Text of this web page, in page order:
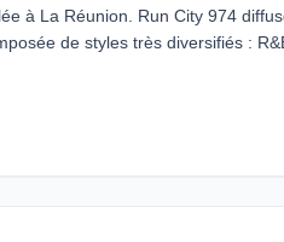
à La Réunion. Run City 974
de styles très diversifiés :